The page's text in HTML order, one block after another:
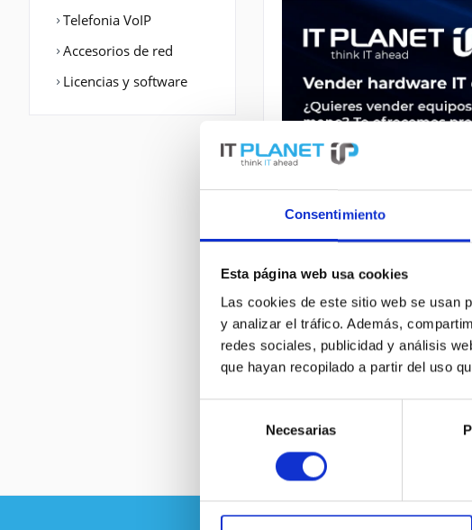
Consentimiento
Esta página web usa cookies
Las cookies de este sitio web se usan
y analizar el tráfico. Además,
redes sociales, publicidad y análisis
que hayan recopilado a partir del uso
consentimiento
Necesarias
Telefonia VoIP
Accesorios de red
Licencias y software
DESCRIPCIÓN LEASING
C3945-CME-SRST/K9 |
T(X). WAN Port: Ethernet
Router Protokoll: